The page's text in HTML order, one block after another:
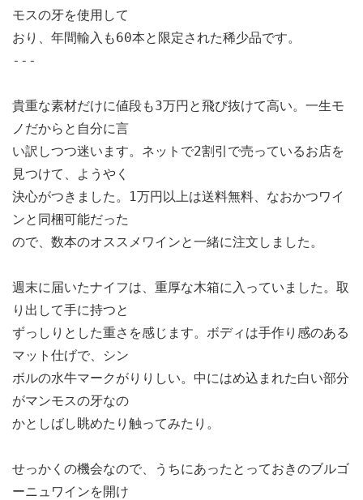
モスの牙を使用して
おり、年間輸入も60本と限定された稀少品です。
---
貴重な素材だけに値段も3万円と飛び抜けて高い。一生モ
ノだからと自分に言
い訳しつつ迷います。ネットで2割引で売っているお店を
見つけて、ようやく
決心がつきました。1万円以上は送料無料、なおかつワイ
ンと同梱可能だった
ので、数本のオススメワインと一緒に注文しました。
週末に届いたナイフは、重厚な木箱に入っていました。取
り出して手に持つと
ずっしりとした重さを感じます。ボディは手作り感のある
マット仕げで、シン
ボルの水牛マークがりりしい。中にはめ込まれた白い部分
がマンモスの牙なの
かとしばし眺めたり触ってみたり。
せっかくの機会なので、うちにあったとっておきのブルゴ
ーニュワインを開け